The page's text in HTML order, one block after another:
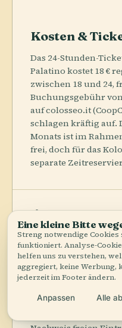
Kosten &
Das 24-Stunden-
Palatino kostet 18 €
zwischen 18 und 24,
Buchungsgebühr
auf colosseo.it
schlagen kräftig auf.
Monats ist im
frei, doch für das
separate
Alle drei Eingänge
empfohlene
Largo della Salara
gepflasterten Seite
Besucher und eine
Eine kleine Bitte
Streng notwendige
funktioniert. Analyse-
helfen uns zu verstehen,
aggregiert, keine Werbung,
jederzeit im Footer ändern.
Anpassen Alle